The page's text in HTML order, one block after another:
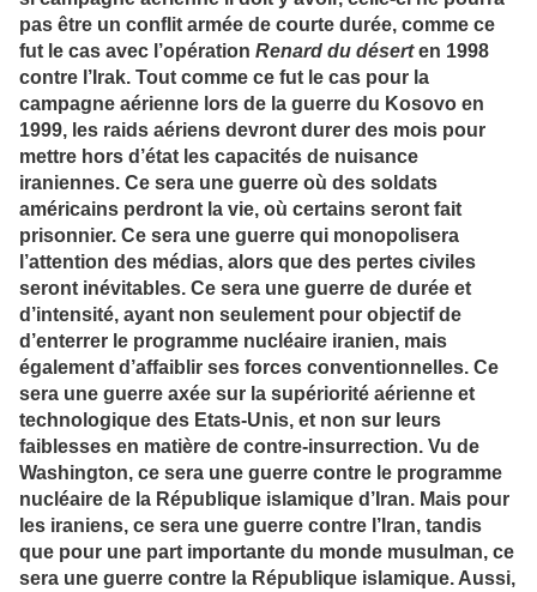
pas être un conflit armée de courte durée, comme ce
fut le cas avec l’opération Renard du déserten 1998
contre l’Irak. Tout comme ce fut le cas pour la
campagne aérienne lors de la guerre du Kosovo en
1999, les raids aériens devront durer des mois pour
mettre hors d’état les capacités de nuisance
iraniennes. Ce sera une guerre où des soldats
américains perdront la vie, où certains seront fait
prisonnier. Ce sera une guerre qui monopolisera
l’attention des médias, alors que des pertes civiles
seront inévitables. Ce sera une guerre de durée et
d’intensité, ayant non seulement pour objectif de
d’enterrer le programme nucléaire iranien, mais
également d’affaiblir ses forces conventionnelles. Ce
sera une guerre axée sur la supériorité aérienne et
technologique des Etats-Unis, et non sur leurs
faiblesses en matière de contre-insurrection. Vu de
Washington, ce sera une guerre contre le programme
nucléaire de la République islamique d’Iran. Mais pour
les iraniens, ce sera une guerre contre l’Iran, tandis
que pour une part importante du monde musulman, ce
sera une guerre contre la République islamique. Aussi,